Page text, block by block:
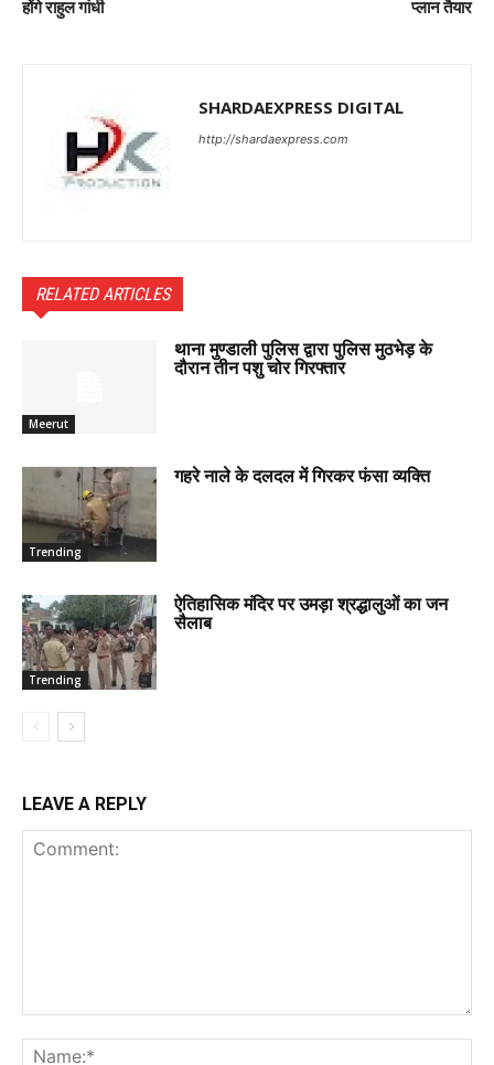
होंगे राहुल गांधी प्लान तैयार
SHARDAEXPRESS DIGITAL
http://shardaexpress.com
RELATED ARTICLES
Meerut
थाना मुण्डाली पुलिस द्वारा पुलिस मुठभेड़ के
दौरान तीन पशु चोर गिरफ्तार
Trending
गहरे नाले के दलदल में गिरकर फंसा व्यक्ति
Trending
ऐतिहासिक मंदिर पर उमड़ा श्रद्धालुओं का जन
सैलाब
LEAVE A REPLY